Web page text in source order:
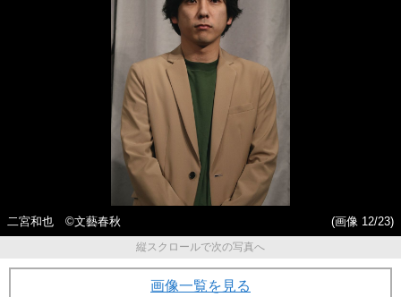
二宮和也 ©文藝春秋
(画像 12/23)
縦スクロールで次の写真へ
画像一覧を見る